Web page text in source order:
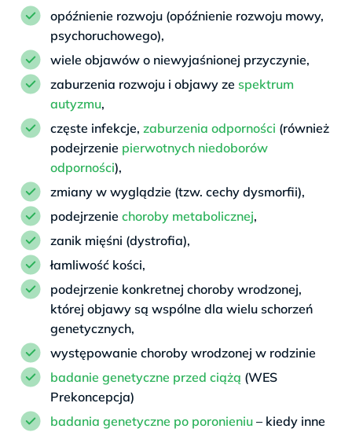
opóźnienie rozwoju (opóźnienie rozwoju mowy,
psychoruchowego),
wiele objawów o niewyjaśnionej przyczynie,
zaburzenia rozwoju i objawy ze spektrum
autyzmu,
częste infekcje, zaburzenia odporności (również
podejrzenie pierwotnych niedoborów
odporności),
zmiany w wyglądzie (tzw. cechy dysmorfii),
podejrzenie choroby metabolicznej,
zanik mięśni (dystrofia),
łamliwość kości,
podejrzenie konkretnej choroby wrodzonej,
której objawy są wspólne dla wielu schorzeń
genetycznych,
występowanie choroby wrodzonej w rodzinie
badanie genetyczne przed ciążą (WES
Prekoncepcja)
badania genetyczne po poronieniu – kiedy inne